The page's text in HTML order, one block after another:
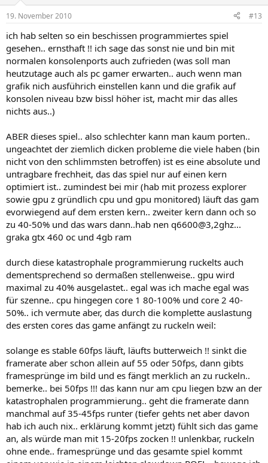
19. November 2010 #13
ich hab selten so ein beschissen programmiertes spiel
gesehen.. ernsthaft !! ich sage das sonst nie und bin mit
normalen konsolenports auch zufrieden (was soll man
heutzutage auch als pc gamer erwarten.. auch wenn man
grafik nich ausführich einstellen kann und die grafik auf
konsolen niveau bzw bissl höher ist, macht mir das alles
nichts aus..)
ABER dieses spiel.. also schlechter kann man kaum porten..
ungeachtet der ziemlich dicken probleme die viele haben (bin
nicht von den schlimmsten betroffen) ist es eine absolute und
untragbare frechheit, das das spiel nur auf einen kern
optimiert ist.. zumindest bei mir (hab mit prozess explorer
sowie gpu z gründlich cpu und gpu monitored) läuft das gam
evorwiegend auf dem ersten kern.. zweiter kern dann och so
zu 40-50% und das wars dann..hab nen q6600@3,2ghz...
graka gtx 460 oc und 4gb ram
durch diese katastrophale programmierung ruckelts auch
dementsprechend so dermaßen stellenweise.. gpu wird
maximal zu 40% ausgelastet.. egal was ich mache egal was
für szenne.. cpu hingegen core 1 80-100% und core 2 40-
50%.. ich vermute aber, das durch die komplette auslastung
des ersten cores das game anfängt zu ruckeln weil:
solange es stable 60fps läuft, läufts butterweich !! sinkt die
framerate aber schon allein auf 55 oder 50fps, dann gibts
framesprünge im bild und es fängt merklich an zu ruckeln..
bemerke.. bei 50fps !!! das kann nur am cpu liegen bzw an der
katastrophalen programmierung.. geht die framerate dann
manchmal auf 35-45fps runter (tiefer gehts net aber davon
hab ich auch nix.. erklärung kommt jetzt) fühlt sich das game
an, als würde man mit 15-20fps zocken !! unlenkbar, ruckeln
ohne ende.. framesprünge und das gesamte spiel kommt